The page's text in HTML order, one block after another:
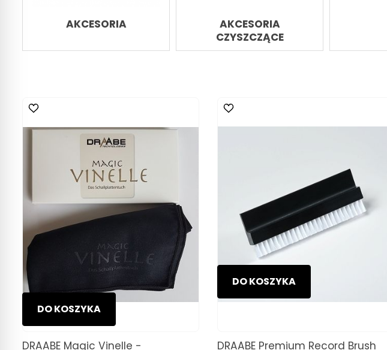
AKCESORIA
AKCESORIA
CZYSZCZĄCE
DO KOSZYKA
DRAABE Magic Vinelle -
DO KOSZYKA
DRAABE Premium Record Brush